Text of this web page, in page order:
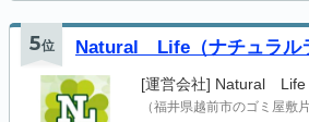
5位 Natural Life（ナチュラル
[運営会社] Natural Life
（福井県越前市のゴミ屋敷